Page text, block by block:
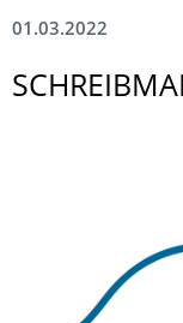
01.03.2022